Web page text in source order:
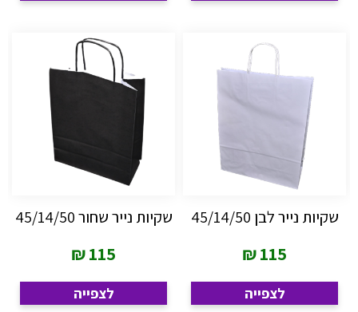
שקיות נייר לבן 45/14/50
115
₪
לצפייה
שקיות נייר שחור 45/14/50
115
₪
לצפייה